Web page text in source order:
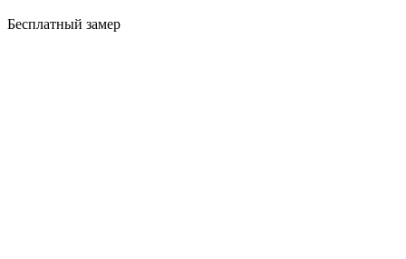
Бесплатный замер